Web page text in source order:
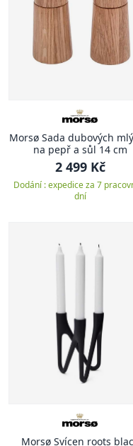
Morsø Sada dubových
na pepř a sůl 14 cm
2 499 Kč
Dodání : expedice za 7
dní
Morsø Svícen roots